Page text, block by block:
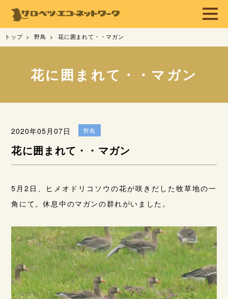
トップ 野鳥 花に囲まれて・・マガン
花に囲まれて・・マガン
2020年05月07日 野鳥
花に囲まれて・・マガン
5月2日、ヒメオドリコソウの花が咲きだした牧草地の一
角にて。休息中のマガンの群れがいました。